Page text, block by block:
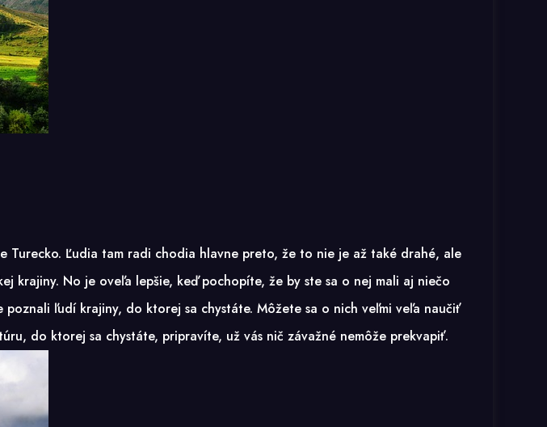
Ľudia tam radi chodia hlavne preto, že to nie je až také drahé, ale
krajiny. No je oveľa lepšie, keď pochopíte, že by ste sa o nej mali aj niečo
ľudí krajiny, do ktorej sa chystáte. Môžete sa o nich veľmi veľa naučiť
do ktorej sa chystáte, pripravíte, už vás nič závažné nemôže prekvapiť.